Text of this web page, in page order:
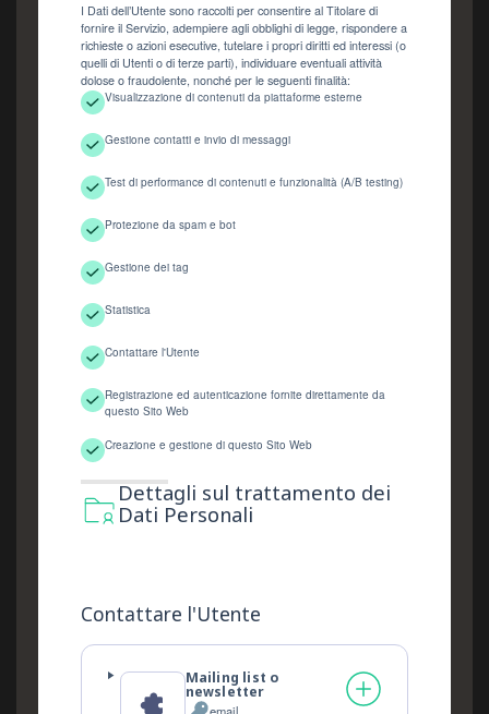
I Dati dell’Utente sono raccolti per consentire al Titolare di
fornire il Servizio, adempiere agli obblighi di legge, rispondere a
richieste o azioni esecutive, tutelare i propri diritti ed interessi (o
quelli di Utenti o di terze parti), individuare eventuali attività
dolose o fraudolente, nonché per le seguenti finalità:
Visualizzazione di contenuti da piattaforme esterne
Gestione contatti e invio di messaggi
Test di performance di contenuti e funzionalità (A/B testing)
Protezione da spam e bot
Gestione dei tag
Statistica
Contattare l'Utente
Registrazione ed autenticazione fornite direttamente da
questo Sito Web
Creazione e gestione di questo Sito Web
Dettagli sul trattamento dei
Dati Personali
Contattare l'Utente
Mailing list o
newsletter